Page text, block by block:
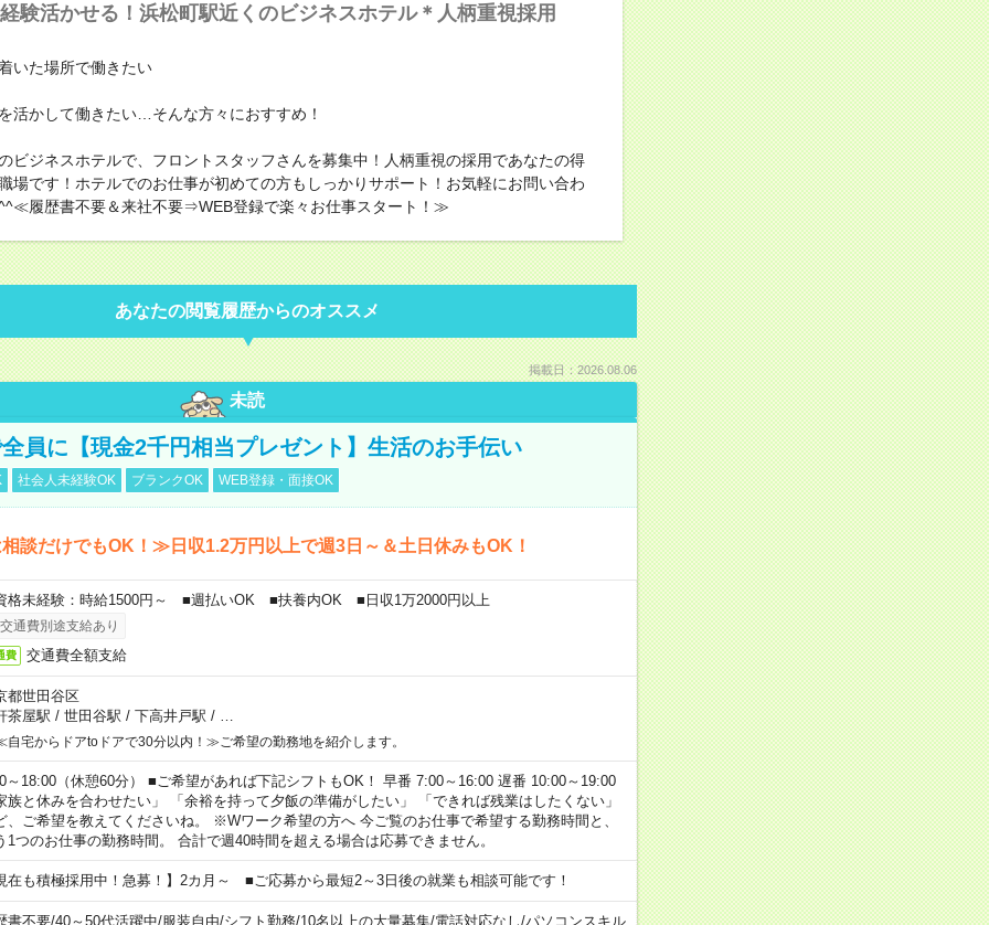
験活かせる！浜松町駅近くのビジネスホテル＊人柄重視採用
いた場所で働きたい
活かして働きたい…そんな方々におすすめ！
ビジネスホテルで、フロントスタッフさんを募集中！人柄重視の採用であなたの得
場です！ホテルでのお仕事が初めての方もしっかりサポート！お気軽にお問い合わ
履歴書不要＆来社不要⇒WEB登録で楽々お仕事スタート！≫
あなたの閲覧履歴からのオススメ
掲載日：2026.08.06
未読
員に【現金2千円相当プレゼント】生活のお手伝い
社会人未経験OK ブランクOK WEB登録・面接OK
談だけでもOK！≫日収1.2万円以上で週3日～＆土日休みもOK！
格未経験：時給1500円～ ■週払いOK ■扶養内OK ■日収1万2000円以上
交通費別途支給あり
費 交通費全額支給
都世田谷区
茶屋駅 / 世田谷駅 / 下高井戸駅 /
宅からドアtoドアで30分以内！≫ご希望の勤務地を紹介します。
～18:00（休憩60分） ■ご希望があれば下記シフトもOK！ 早番 7:00～16:00 遅番 10:00～19:00
族と休みを合わせたい」 「余裕を持って夕飯の準備がしたい」 「できれば残業はしたくない」
、ご希望を教えてくださいね。 ※Wワーク希望の方へ 今ご覧のお仕事で希望する勤務時間と、
1つのお仕事の勤務時間。 合計で週40時間を超える場合は応募できません。
在も積極採用中！急募！】2カ月～ ■ご応募から最短2～3日後の就業も相談可能です！
書不要/40～50代活躍中/服装自由/シフト勤務/10名以上の大量募集/電話対応なし/パソコンスキル